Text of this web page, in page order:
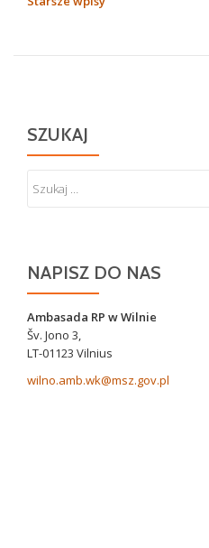
SZUKAJ
NAPISZ DO NAS
Ambasada RP w Wilnie
Šv. Jono 3,
LT-01123 Vilnius
wilno.amb.wk@msz.gov.pl